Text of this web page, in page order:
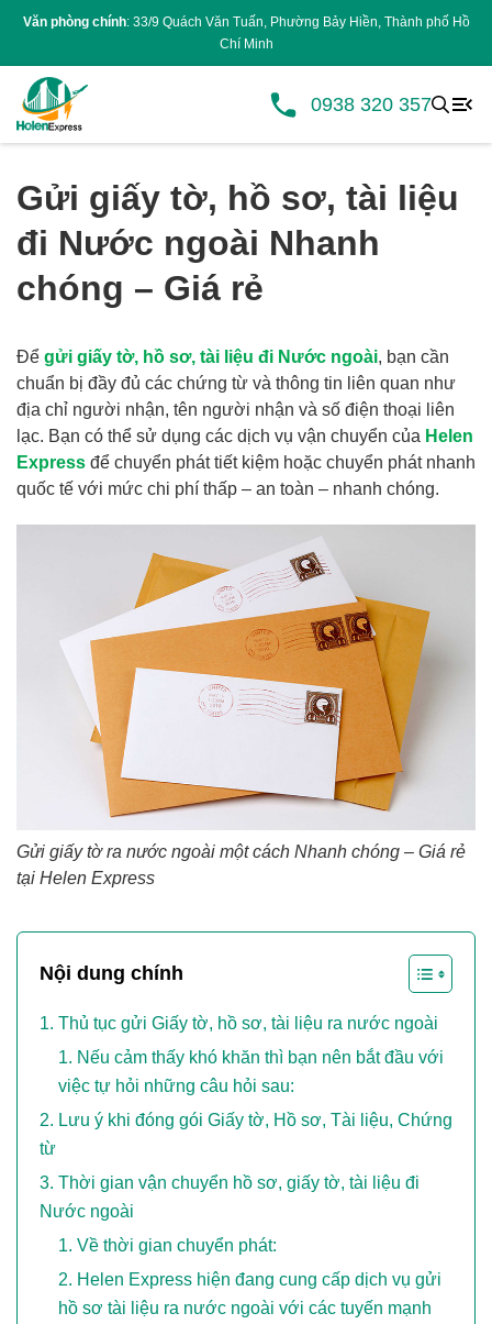
Văn phòng chính: 33/9 Quách Văn Tuấn, Phường Bảy Hiền, Thành phố Hồ
Chí Minh
0938 320 357
Gửi giấy tờ, hồ sơ, tài liệu
đi Nước ngoài Nhanh
chóng – Giá rẻ
Để gửi giấy tờ, hồ sơ, tài liệu đi Nước ngoài, bạn cần
chuẩn bị đầy đủ các chứng từ và thông tin liên quan như
địa chỉ người nhận, tên người nhận và số điện thoại liên
lạc. Bạn có thể sử dụng các dịch vụ vận chuyển của Helen
Express để chuyển phát tiết kiệm hoặc chuyển phát nhanh
quốc tế với mức chi phí thấp – an toàn – nhanh chóng.
Gửi giấy tờ ra nước ngoài một cách Nhanh chóng – Giá rẻ
tại Helen Express
Nội dung chính
Thủ tục gửi Giấy tờ, hồ sơ, tài liệu ra nước ngoài
Nếu cảm thấy khó khăn thì bạn nên bắt đầu với
việc tự hỏi những câu hỏi sau:
Lưu ý khi đóng gói Giấy tờ, Hồ sơ, Tài liệu, Chứng
từ
Thời gian vận chuyển hồ sơ, giấy tờ, tài liệu đi
Nước ngoài
Về thời gian chuyển phát:
Helen Express hiện đang cung cấp dịch vụ gửi
hồ sơ tài liệu ra nước ngoài với các tuyến mạnh